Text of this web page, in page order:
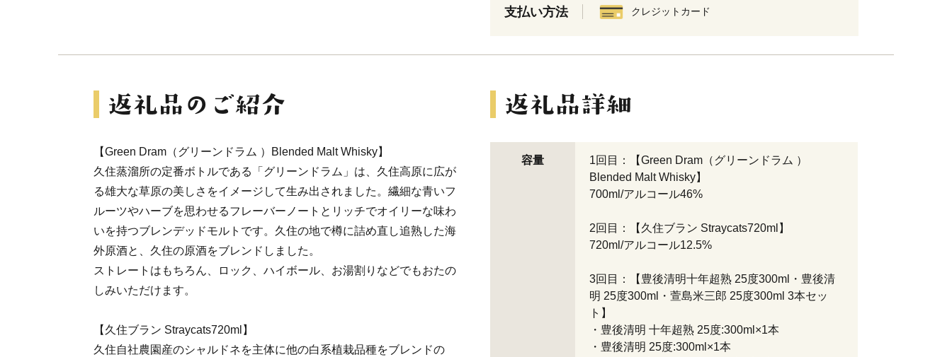
支払い方法 クレジットカード
【Green Dram（グリーンドラム ）Blended Malt Whisky】
久住蒸溜所の定番ボトルである「グリーンドラム」は、久住高原に広が
る雄大な草原の美しさをイメージして生み出されました。繊細な青いフ
ルーツやハーブを思わせるフレーバーノートとリッチでオイリーな味わ
いを持つブレンデッドモルトです。久住の地で樽に詰め直し追熟した海
外原酒と、久住の原酒をブレンドしました。
ストレートはもちろん、ロック、ハイボール、お湯割りなどでもおたの
しみいただけます。
【久住ブラン Straycats720ml】
久住自社農園産のシャルドネを主体に他の白系植栽品種をブレンドの
容量
1回目：【Green Dram（グリーンドラム ）
Blended Malt Whisky】
700ml/アルコール46%
2回目：【久住ブラン Straycats720ml】
720ml/アルコール12.5%
3回目：【豊後清明十年超熟 25度300ml・豊後清
明 25度300ml・萱島米三郎 25度300ml 3本セッ
ト】
・豊後清明 十年超熟 25度:300ml×1本
・豊後清明 25度:300ml×1本